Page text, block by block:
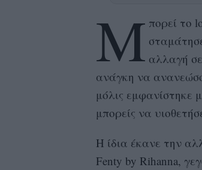
Μ πορεί το
αλλαγή
ανάγκη να
μόλις εμφανίστηκε
μπορείς να
Η ίδια έκανε την
Fenty by Rihanna,